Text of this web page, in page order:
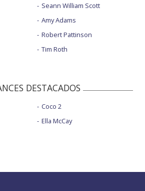
Seann William Scott
Amy Adams
Robert Pattinson
Tim Roth
DESTACADOS
Coco 2
Ella McCay